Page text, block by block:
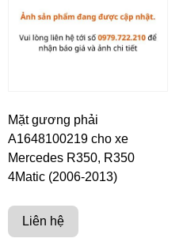
Mặt gương phải
A1648100219 cho xe
Mercedes R350, R350
4Matic (2006-2013)
Liên hệ